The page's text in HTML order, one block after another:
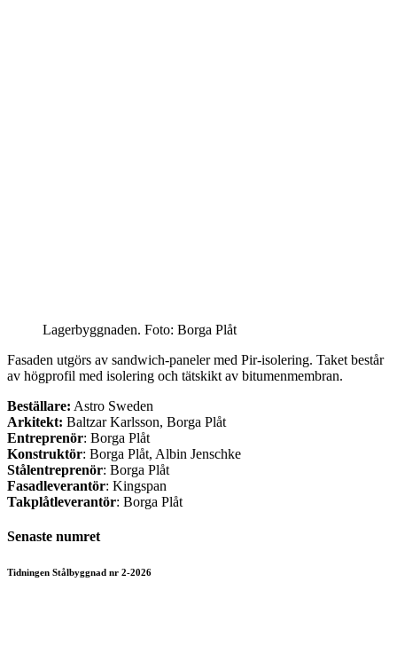
Lagerbyggnaden. Foto: Borga Plåt
Fasaden utgörs av sandwich-paneler med Pir-isolering. Taket består
av högprofil med isolering och tätskikt av bitumenmembran.
Beställare: Astro Sweden
Arkitekt: Baltzar Karlsson, Borga Plåt
Entreprenör: Borga Plåt
Konstruktör: Borga Plåt, Albin Jenschke
Stålentreprenör: Borga Plåt
Fasadleverantör: Kingspan
Takplåtleverantör: Borga Plåt
Senaste numret
Tidningen Stålbyggnad nr 2-2026